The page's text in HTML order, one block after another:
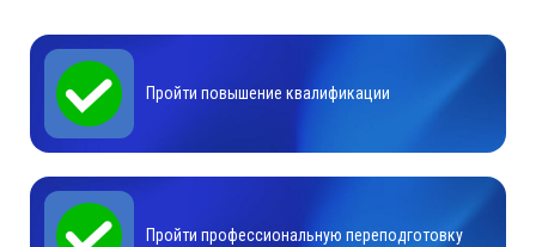
Пройти повышение квалификации
Пройти профессиональную переподготовку